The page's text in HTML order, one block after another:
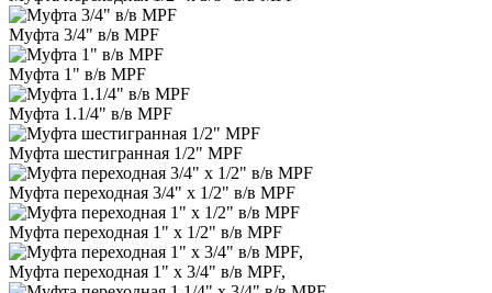
Муфта 3/4" в/в MPF
Муфта 1" в/в MPF
Муфта 1.1/4" в/в MPF
Муфта шестигранная 1/2" MPF
Муфта переходная 3/4" х 1/2" в/в MPF
Муфта переходная 1" х 1/2" в/в MPF
Муфта переходная 1" х 3/4" в/в MPF,